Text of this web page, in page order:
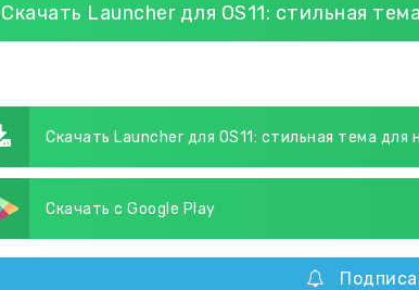
Скачать Launcher для OS11: стильная
Скачать Launcher для OS11: стильная тема для
Скачать с Google Play